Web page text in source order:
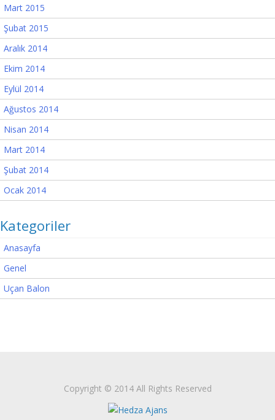
Mart 2015
Şubat 2015
Aralık 2014
Ekim 2014
Eylül 2014
Ağustos 2014
Nisan 2014
Mart 2014
Şubat 2014
Ocak 2014
Kategoriler
Anasayfa
Genel
Uçan Balon
Copyright © 2014 All Rights Reserved